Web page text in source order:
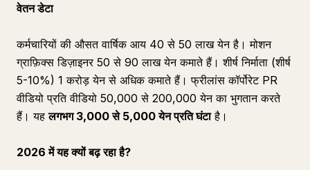
वेतन डेटा
कर्मचारियों की औसत वार्षिक आय 40 से 50 लाख येन है। मोशन
ग्राफ़िक्स डिज़ाइनर 50 से 90 लाख येन कमाते हैं। शीर्ष निर्माता (शीर्ष
5-10%) 1 करोड़ येन से अधिक कमाते हैं। फ्रीलांस कॉर्पोरेट PR
वीडियो प्रति वीडियो 50,000 से 200,000 येन का भुगतान करते
हैं। यहलगभग 3,000 से 5,000 येन प्रति घंटाहै।
2026 में यह क्यों बढ़ रहा है?